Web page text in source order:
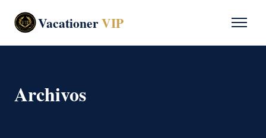
VacationerVIP
Archivos